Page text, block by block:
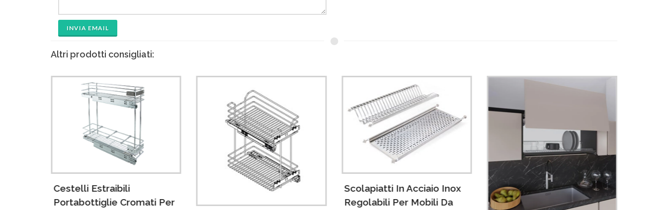
INVIA EMAIL
Altri prodotti consigliati:
Cestelli Estraibili
Portabottiglie Cromati Per
Scolapiatti In Acciaio Inox
Regolabili Per Mobili Da